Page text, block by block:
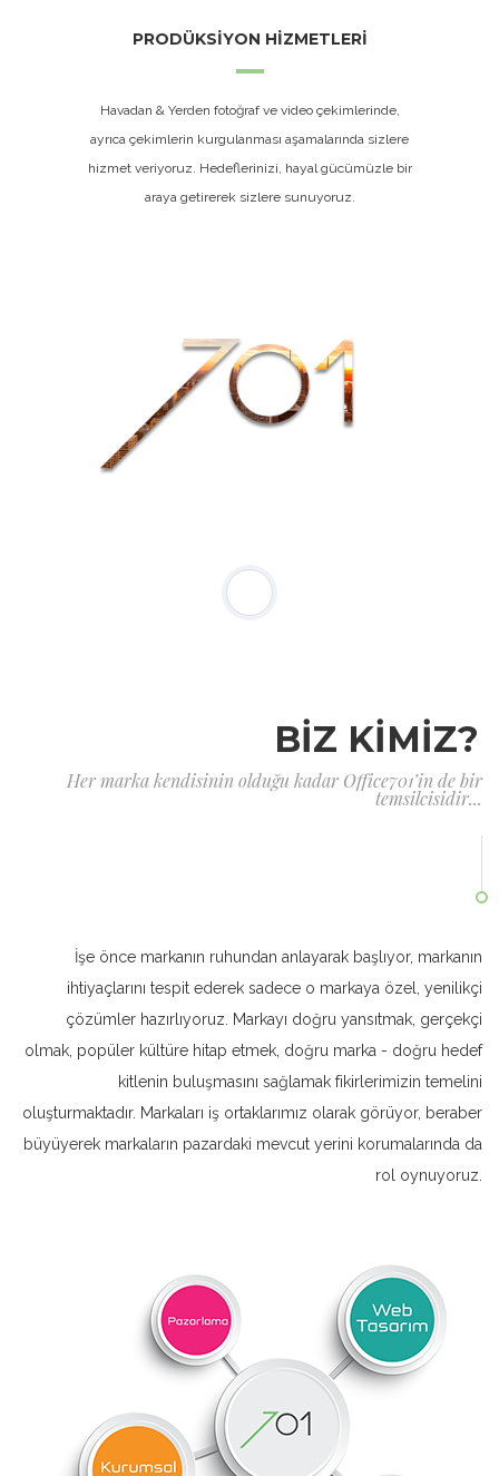
PRODÜKSİYON HİZMETLERİ
Havadan & Yerden fotoğraf ve video çekimlerinde,
ayrıca çekimlerin kurgulanması aşamalarında sizlere
hizmet veriyoruz. Hedeflerinizi, hayal gücümüzle bir
araya getirerek sizlere sunuyoruz.
BİZ KİMİZ?
Her marka kendisinin olduğu kadar Office701’in de bir
temsilcisidir...
İşe önce markanın ruhundan anlayarak başlıyor, markanın
ihtiyaçlarını tespit ederek sadece o markaya özel, yenilikçi
çözümler hazırlıyoruz. Markayı doğru yansıtmak, gerçekçi
olmak, popüler kültüre hitap etmek, doğru marka - doğru hedef
kitlenin buluşmasını sağlamak fikirlerimizin temelini
oluşturmaktadır. Markaları iş ortaklarımız olarak görüyor, beraber
büyüyerek markaların pazardaki mevcut yerini korumalarında da
rol oynuyoruz.